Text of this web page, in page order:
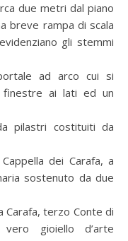
due metri dal piano
breve rampa di scala
gli stemmi
ad arco cui si
finestre ai lati ed un
pilastri costituiti da
dei Carafa, a
sostenuto da due
Carafa, terzo Conte di
gioiello d’arte